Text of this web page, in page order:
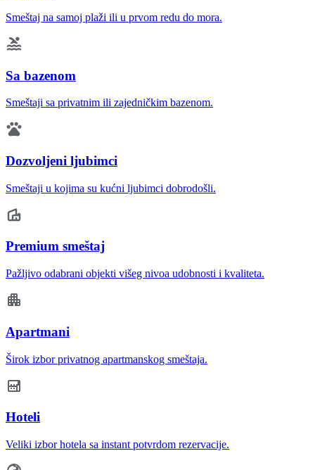
Smeštaj na samoj plaži ili u prvom redu do mora.
Sa bazenom
Smeštaji sa privatnim ili zajedničkim bazenom.
Dozvoljeni ljubimci
Smeštaji u kojima su kućni ljubimci dobrodošli.
Premium smeštaj
Pažljivo odabrani objekti višeg nivoa udobnosti i kvaliteta.
Apartmani
Širok izbor privatnog apartmanskog smeštaja.
Hoteli
Veliki izbor hotela sa instant potvrdom rezervacije.